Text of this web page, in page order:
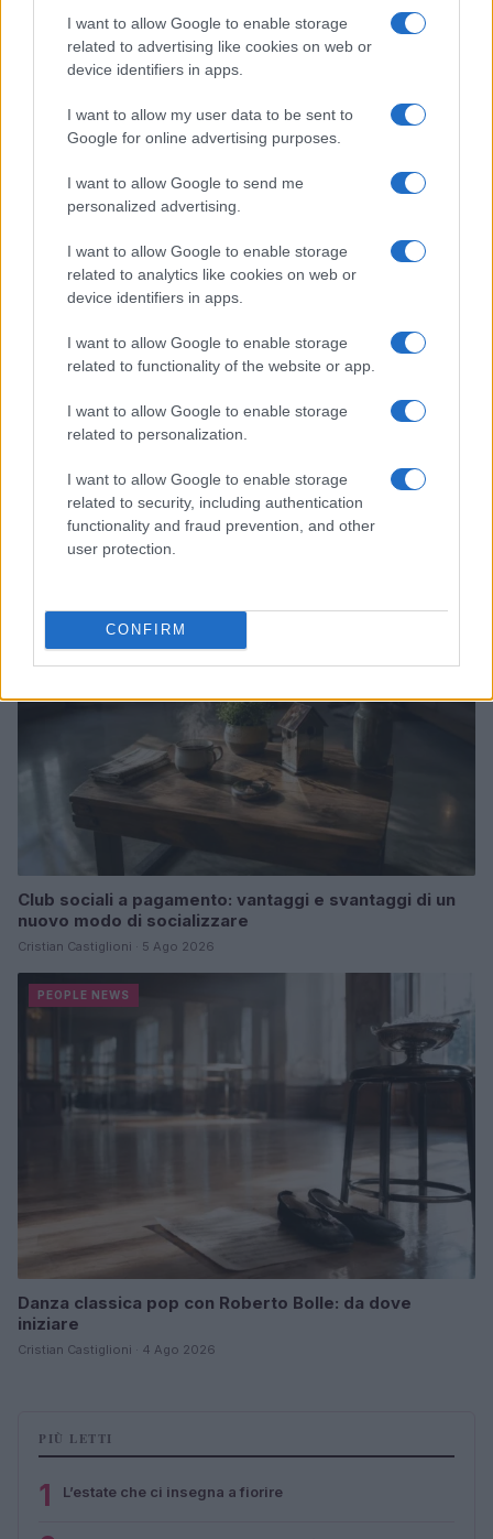
I want to allow Google to enable storage
related to advertising like cookies on web or
device identifiers in apps.
I want to allow my user data to be sent to
Google for online advertising purposes.
I want to allow Google to send me
personalized advertising.
I want to allow Google to enable storage
related to analytics like cookies on web or
device identifiers in apps.
I want to allow Google to enable storage
related to functionality of the website or app.
I want to allow Google to enable storage
related to personalization.
I want to allow Google to enable storage
related to security, including authentication
functionality and fraud prevention, and other
user protection.
CONFIRM
Continua a leggere
PEOPLE NEWS
La sfida di ResQ per riprendere le operazioni di
soccorso dopo il ciclone Harry
Cristian Castiglioni · 6 Ago 2026
Club sociali a pagamento: vantaggi e svantaggi di un
nuovo modo di socializzare
Cristian Castiglioni · 5 Ago 2026
PEOPLE NEWS
Danza classica pop con Roberto Bolle: da dove
iniziare
Cristian Castiglioni · 4 Ago 2026
PIÙ LETTI
1 L’estate che ci insegna a fiorire